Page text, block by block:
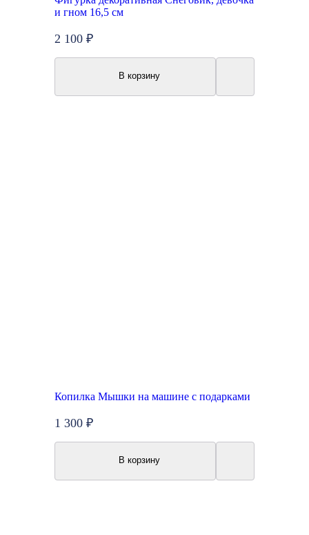
и гном 16,5 см
2 100 ₽
В корзину
Копилка Мышки на машине с подарками
1 300 ₽
В корзину